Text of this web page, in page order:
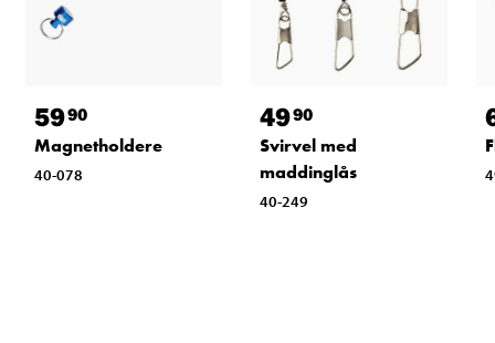
5990
Magnetholdere
40-078
4990
Svirvel med
maddinglås
40-249